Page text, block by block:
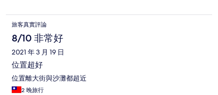
旅客真實評論
8/10 非常好
2021 年 3 月 19 日
位置超好
位置離大街與沙灘都超近
2 晚旅行